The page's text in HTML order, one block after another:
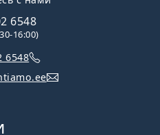
6548
16:00)
6548